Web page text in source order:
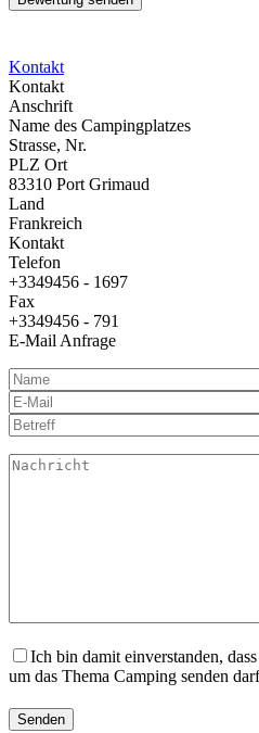
Kontakt
Kontakt
Anschrift
Name des Campingplatzes
Strasse, Nr.
PLZ Ort
83310 Port Grimaud
Land
Frankreich
Kontakt
Telefon
+3349456 - 1697
Fax
+3349456 - 791
E-Mail Anfrage
Ich bin damit einverstanden,
um das Thema Camping senden